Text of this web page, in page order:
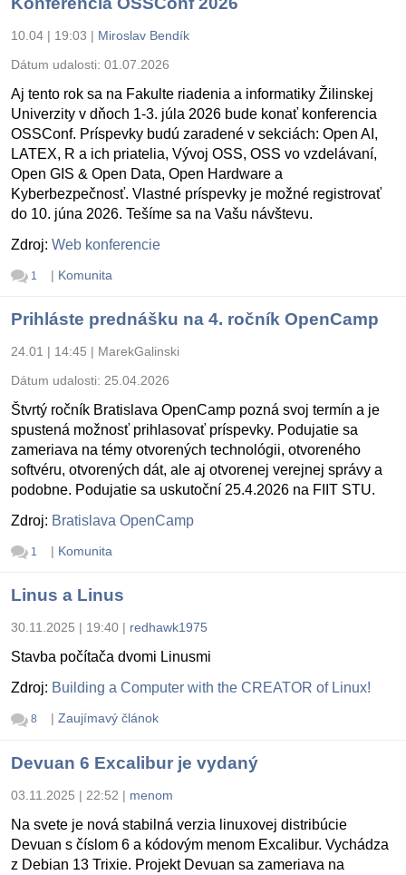
10.04 | 19:03 | Miroslav Bendík
Dátum udalosti: 01.07.2026
Aj tento rok sa na Fakulte riadenia a informatiky Žilinskej
Univerzity v dňoch 1-3. júla 2026 bude konať konferencia
OSSConf. Príspevky budú zaradené v sekciách: Open AI,
LATEX, R a ich priatelia, Vývoj OSS, OSS vo vzdelávaní,
Open GIS & Open Data, Open Hardware a
Kyberbezpečnosť. Vlastné príspevky je možné registrovať
do 10. júna 2026. Tešíme sa na Vašu návštevu.
Zdroj: Web konferencie
1 | Komunita
Prihláste prednášku na 4. ročník OpenCamp
24.01 | 14:45 | MarekGalinski
Dátum udalosti: 25.04.2026
Štvrtý ročník Bratislava OpenCamp pozná svoj termín a je
spustená možnosť prihlasovať príspevky. Podujatie sa
zameriava na témy otvorených technológii, otvoreného
softvéru, otvorených dát, ale aj otvorenej verejnej správy a
podobne. Podujatie sa uskutoční 25.4.2026 na FIIT STU.
Zdroj: Bratislava OpenCamp
1 | Komunita
Linus a Linus
30.11.2025 | 19:40 | redhawk1975
Stavba počítača dvomi Linusmi
Zdroj: Building a Computer with the CREATOR of Linux!
8 | Zaujímavý článok
Devuan 6 Excalibur je vydaný
03.11.2025 | 22:52 | menom
Na svete je nová stabilná verzia linuxovej distribúcie
Devuan s číslom 6 a kódovým menom Excalibur. Vychádza
z Debian 13 Trixie. Projekt Devuan sa zameriava na